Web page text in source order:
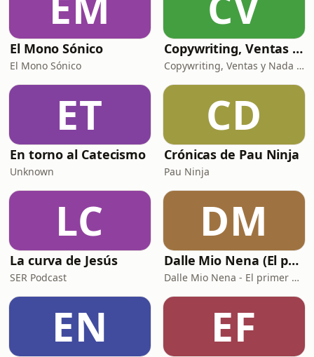
águilas perdidas y el choque ent
El Mono Sónico
El Mono Sónico
Copywriting, Ventas y Nada que perder
Copywriting, Ventas y Nada que Perder
ET
En torno al Catecismo
Unknown
CD
Crónicas de Pau Ninja
Pau Ninja
LC
La curva de Jesús
SER Podcast
DM
Dalle Mio Nena (El primer podcast rural de España)
Dalle Mio Nena - El primer podcast rural de España
EN EF